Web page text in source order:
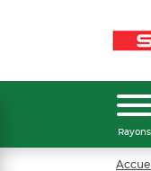
Rayons